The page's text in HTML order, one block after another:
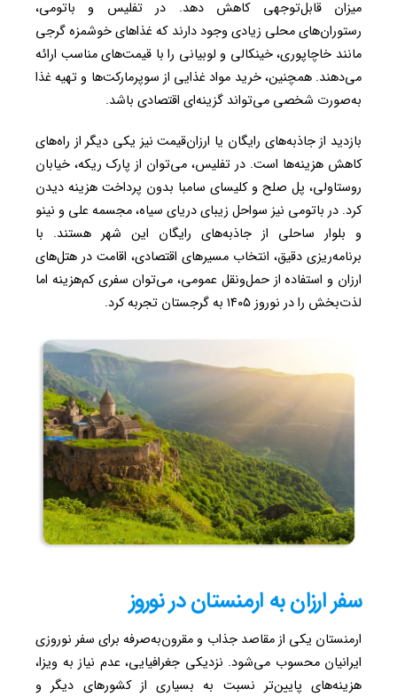
میزان قابل‌توجهی کاهش دهد. در تفلیس و باتومی،
رستوران‌های محلی زیادی وجود دارند که غذاهای خوشمزه گرجی
مانند خاچاپوری، خینکالی و لوبیانی را با قیمت‌های مناسب ارائه
می‌دهند. همچنین، خرید مواد غذایی از سوپرمارکت‌ها و تهیه غذا
به‌صورت شخصی می‌تواند گزینه‌ای اقتصادی باشد.
بازدید از جاذبه‌های رایگان یا ارزان‌قیمت نیز یکی دیگر از راه‌های
کاهش هزینه‌ها است. در تفلیس، می‌توان از پارک ریکه، خیابان
روستاولی، پل صلح و کلیسای سامبا بدون پرداخت هزینه دیدن
کرد. در باتومی نیز سواحل زیبای دریای سیاه، مجسمه علی و نینو
و بلوار ساحلی از جاذبه‌های رایگان این شهر هستند. با
برنامه‌ریزی دقیق، انتخاب مسیرهای اقتصادی، اقامت در هتل‌های
ارزان و استفاده از حمل‌ونقل عمومی، می‌توان سفری کم‌هزینه اما
لذت‌بخش را در نوروز ۱۴۰۵ به گرجستان تجربه کرد.
سفر ارزان به ارمنستان در نوروز
ارمنستان یکی از مقاصد جذاب و مقرون‌به‌صرفه برای سفر نوروزی
ایرانیان محسوب می‌شود. نزدیکی جغرافیایی، عدم نیاز به ویزا،
هزینه‌های پایین‌تر نسبت به بسیاری از کشورهای دیگر و